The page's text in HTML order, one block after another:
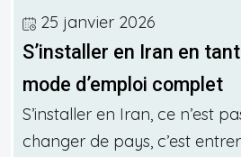
25 janvier 2026
S’installer en Iran en
mode d’emploi complet
S’installer en Iran, ce n’est
changer de pays, c’est